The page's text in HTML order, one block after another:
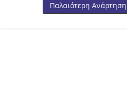
Παλαιότερη Ανάρτηση